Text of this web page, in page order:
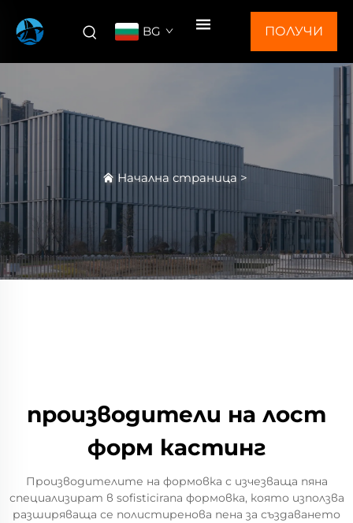
BG ПОЛУЧИ
Начална страница >
производители на лост
форм кастинг
Производителите на формовка с изчезваща пяна
специализират в sofisticirana формовка, която използва
разширяваща се полистиренова пена за създаването